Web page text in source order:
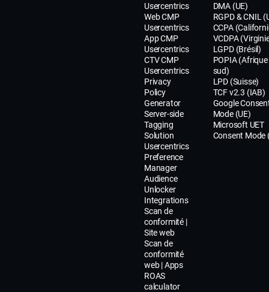
traitement,
données
détails
aux
la durée de
données, les
Usercentrics
Web CMP
Usercentrics
App CMP
Usercentrics
CTV CMP
Usercentrics
Privacy
Policy
Generator
Server-side
Tagging
Solution
Usercentrics
Preference
Manager
Audience
Unlocker
Integrations
Scan de
conformité |
Site web
Scan de
conformité
web | Apps
ROAS
calculator
DMA (UE)
RGPD & CNIL
CCPA
VCDPA
LGPD (Brésil)
POPIA
sud)
LPD (Suisse)
TCF v2.3 (IAB)
Google
Mode (UE)
Microsoft UET
Consent Mode